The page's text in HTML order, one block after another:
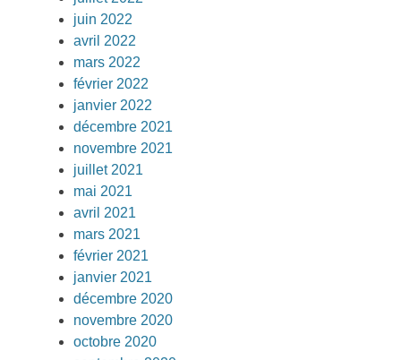
juin 2022
avril 2022
mars 2022
février 2022
janvier 2022
décembre 2021
novembre 2021
juillet 2021
mai 2021
avril 2021
mars 2021
février 2021
janvier 2021
décembre 2020
novembre 2020
octobre 2020